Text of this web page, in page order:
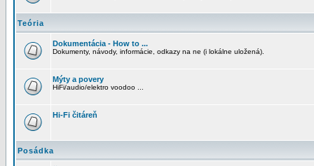
Teória
Dokumentácia - How to ...
Dokumenty, návody, informácie, odkazy na ne (i lokálne uložená).
Mýty a povery
HiFi/audio/elektro voodoo ...
Hi-Fi čitáreň
Posádka